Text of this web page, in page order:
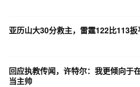
亚历山大30分救主，雷霆122比113扳
回应执教传闻，许特尔：我更倾向于
当主帅